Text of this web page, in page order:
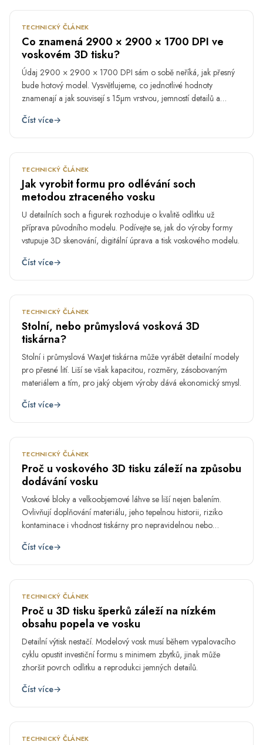
TECHNICKÝ ČLÁNEK
Co znamená 2900 × 2900 × 1700 DPI ve
voskovém 3D tisku?
Údaj 2900 × 2900 × 1700 DPI sám o sobě neříká, jak přesný
bude hotový model. Vysvětlujeme, co jednotlivé hodnoty
znamenají a jak souvisejí s 15µm vrstvou, jemností detailů a
Číst více→
BŘE
TECHNICKÝ ČLÁNEK
Jak vyrobit formu pro odlévání soch
metodou ztraceného vosku
U detailních soch a figurek rozhoduje o kvalitě odlitku už
příprava původního modelu. Podívejte se, jak do výroby formy
vstupuje 3D skenování, digitální úprava a tisk voskového modelu.
Číst více→
BŘE
TECHNICKÝ ČLÁNEK
Stolní, nebo průmyslová vosková 3D
tiskárna?
Stolní i průmyslová WaxJet tiskárna může vyrábět detailní modely
pro přesné lití. Liší se však kapacitou, rozměry, zásobovaným
materiálem a tím, pro jaký objem výroby dává ekonomický smysl.
Číst více→
ÚNO
TECHNICKÝ ČLÁNEK
Proč u voskového 3D tisku záleží na způsobu
dodávání vosku
Voskové bloky a velkoobjemové láhve se liší nejen balením.
Ovlivňují doplňování materiálu, jeho tepelnou historii, riziko
kontaminace i vhodnost tiskárny pro nepravidelnou nebo
Číst více→
ÚNO
TECHNICKÝ ČLÁNEK
Proč u 3D tisku šperků záleží na nízkém
obsahu popela ve vosku
Detailní výtisk nestačí. Modelový vosk musí během vypalovacího
cyklu opustit investiční formu s minimem zbytků, jinak může
zhoršit povrch odlitku a reprodukci jemných detailů.
Číst více→
ÚNO
TECHNICKÝ ČLÁNEK